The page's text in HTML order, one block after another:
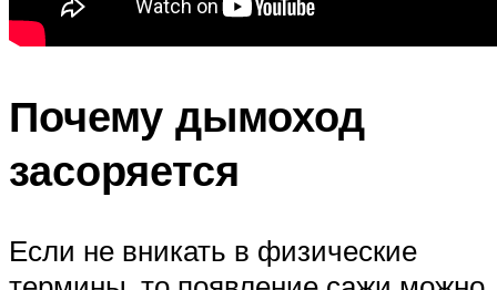
Почему дымоход
засоряется
Если не вникать в физические